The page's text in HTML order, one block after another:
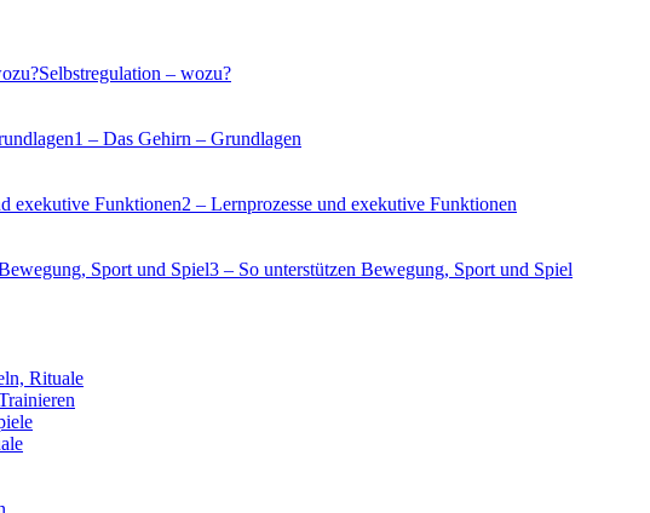
Selbstregulation – wozu?
1 – Das Gehirn – Grundlagen
2 – Lernprozesse und exekutive Funktionen
3 – So unterstützen Bewegung, Sport und Spiel
Rituale